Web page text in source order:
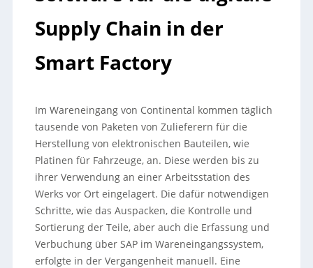
Supply Chain in der
Smart Factory
Im Wareneingang von Continental kommen täglich
tausende von Paketen von Zulieferern für die
Herstellung von elektronischen Bauteilen, wie
Platinen für Fahrzeuge, an. Diese werden bis zu
ihrer Verwendung an einer Arbeitsstation des
Werks vor Ort eingelagert. Die dafür notwendigen
Schritte, wie das Auspacken, die Kontrolle und
Sortierung der Teile, aber auch die Erfassung und
Verbuchung über SAP im Wareneingangssystem,
erfolgte in der Vergangenheit manuell. Eine